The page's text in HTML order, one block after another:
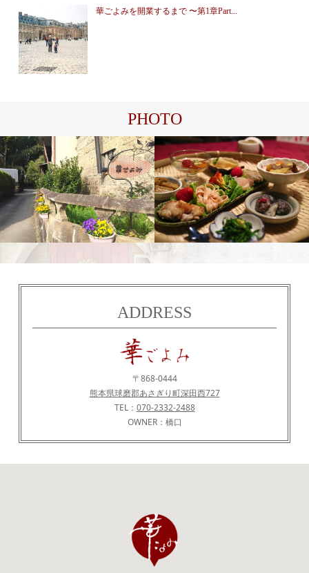
華ごよみを開業するまで 〜第1章Part...
PHOTO
華 食
ADDRESS
〒868-0444
熊本県球磨郡あさぎり町深田西727
TEL： 070-2332-2488
OWNER：橋口